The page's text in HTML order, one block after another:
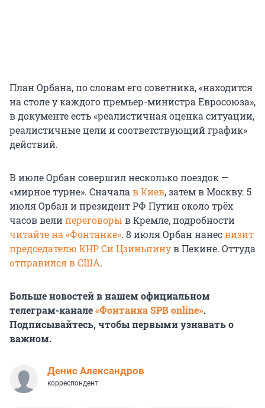
План Орбана, по словам его советника, «находится
на столе у каждого премьер-министра Евросоюза»,
в документе есть «реалистичная оценка ситуации,
реалистичные цели и соответствующий график»
действий.
В июле Орбан совершил несколько поездок —
«мирное турне». Сначала в Киев, затем в Москву. 5
июля Орбан и президент РФ Путин около трёх
часов велипереговоры в Кремле, подробности
читайте на «Фонтанке». 8 июля Орбан нанесвизит
председателю КНР Си Цзиньпинув Пекине. Оттуда
отправился в США.
Больше новостей в нашем официальном
телеграм-канале«Фонтанка SPB online».
Подписывайтесь, чтобы первыми узнавать о
важном.
Денис Александров
корреспондент